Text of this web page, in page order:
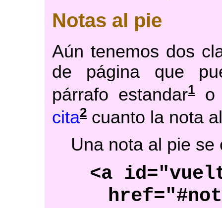
Notas al pie
Aún tenemos dos
de página que
párrafo estandar1
cita2 cuanto la nota
Una nota al pie se
<a